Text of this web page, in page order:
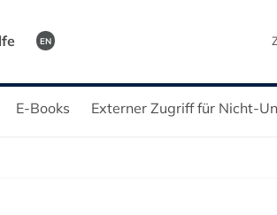
EN
E-Books Externer Zugriff für Nicht-